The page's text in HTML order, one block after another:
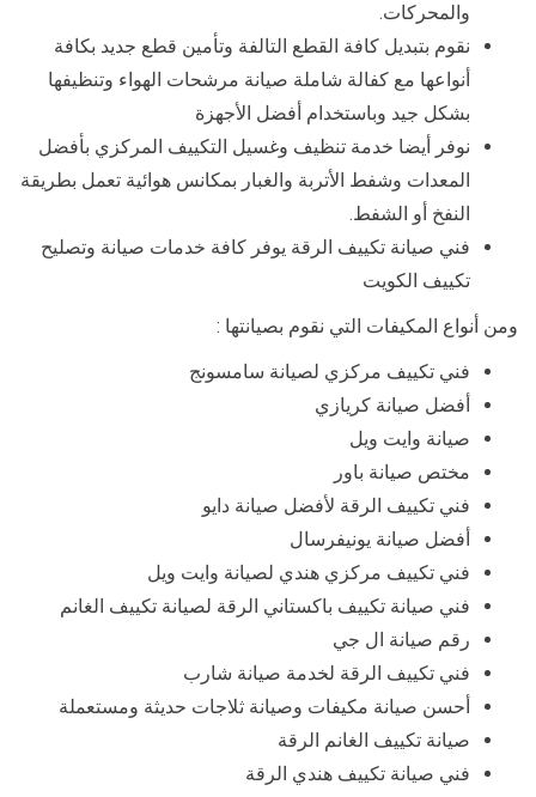
والمحركات.
نقوم بتبديل كافة القطع التالفة وتأمين قطع جديد بكافة
أنواعها مع كفالة شاملة صيانة مرشحات الهواء وتنظيفها
بشكل جيد وباستخدام أفضل الأجهزة
نوفر أيضا خدمة تنظيف وغسيل التكييف المركزي بأفضل
المعدات وشفط الأتربة والغبار بمكانس هوائية تعمل بطريقة
النفخ أو الشفط.
فني صيانة تكييف الرقة يوفر كافة خدمات صيانة وتصليح
تكييف الكويت
ومن أنواع المكيفات التي نقوم بصيانتها :
فني تكييف مركزي لصيانة سامسونج
أفضل صيانة كريازي
صيانة وايت ويل
مختص صيانة باور
فني تكييف الرقة لأفضل صيانة دايو
أفضل صيانة يونيفرسال
فني تكييف مركزي هندي لصيانة وايت ويل
فني صيانة تكييف باكستاني الرقة لصيانة تكييف الغانم
رقم صيانة ال جي
فني تكييف الرقة لخدمة صيانة شارب
أحسن صيانة مكيفات وصيانة ثلاجات حديثة ومستعملة
صيانة تكييف الغانم الرقة
فني صيانة تكييف هندي الرقة